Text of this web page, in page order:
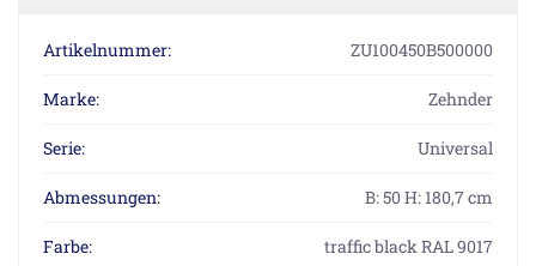
Artikelnummer: ZU100450B500000
Marke: Zehnder
Serie: Universal
Abmessungen: B: 50 H: 180,7 cm
Farbe: traffic black RAL 9017